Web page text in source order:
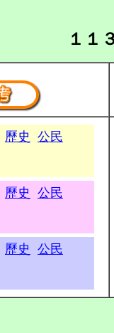
１１
歷史
公民
歷史
公民
歷史
公民